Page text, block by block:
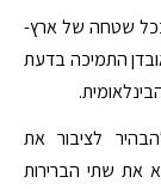
בכל שטחה של ארץ-
התמיכה בדעת
לציבור את
את שתי הברירות